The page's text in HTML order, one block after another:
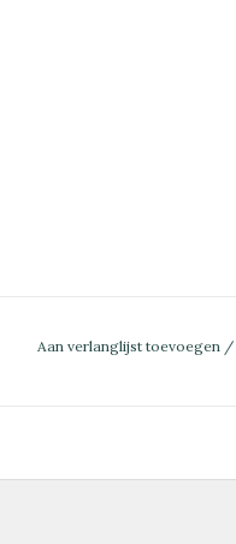
Aan verlanglijst toevoegen /